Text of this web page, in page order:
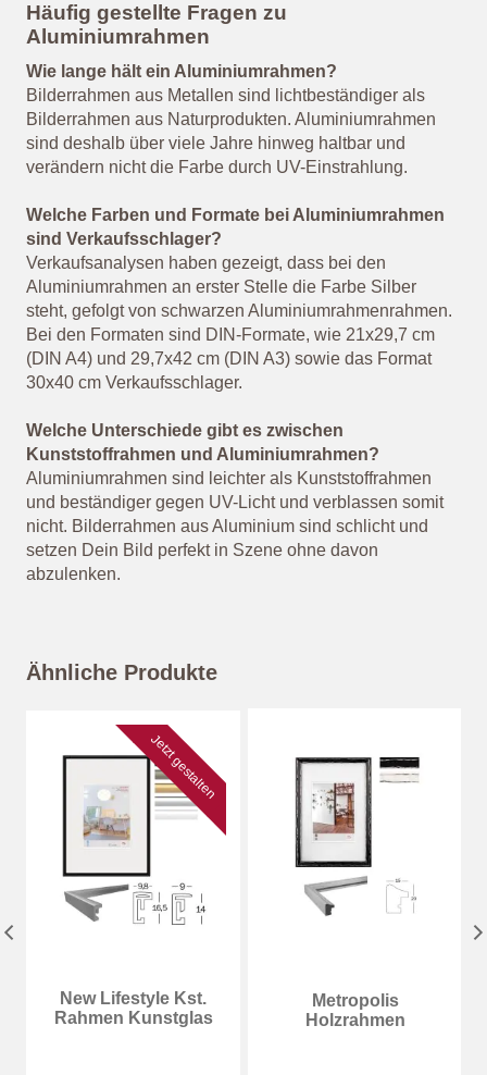
Häufig gestellte Fragen zu
Aluminiumrahmen
Wie lange hält ein Aluminiumrahmen?
Bilderrahmen aus Metallen sind lichtbeständiger als
Bilderrahmen aus Naturprodukten. Aluminiumrahmen
sind deshalb über viele Jahre hinweg haltbar und
verändern nicht die Farbe durch UV-Einstrahlung.
Welche Farben und Formate bei Aluminiumrahmen
sind Verkaufsschlager?
Verkaufsanalysen haben gezeigt, dass bei den
Aluminiumrahmen an erster Stelle die Farbe Silber
steht, gefolgt von schwarzen Aluminiumrahmenrahmen.
Bei den Formaten sind DIN-Formate, wie 21x29,7 cm
(DIN A4) und 29,7x42 cm (DIN A3) sowie das Format
30x40 cm Verkaufsschlager.
Welche Unterschiede gibt es zwischen
Kunststoffrahmen und Aluminiumrahmen?
Aluminiumrahmen sind leichter als Kunststoffrahmen
und beständiger gegen UV-Licht und verblassen somit
nicht. Bilderrahmen aus Aluminium sind schlicht und
setzen Dein Bild perfekt in Szene ohne davon
abzulenken.
Ähnliche Produkte
Jetzt gestalten
New Lifestyle Kst.
Rahmen Kunstglas
Metropolis
Holzrahmen